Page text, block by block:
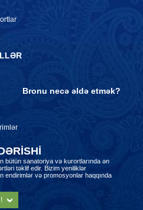
Bronu necə əldə etmək?
bütün sanatoriya və kurortlarında ən
təklif edir. Bizim yeniliklər
endirimlər və promosyonlar haqqında